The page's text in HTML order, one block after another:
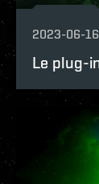
2023-06-16
Le plug-